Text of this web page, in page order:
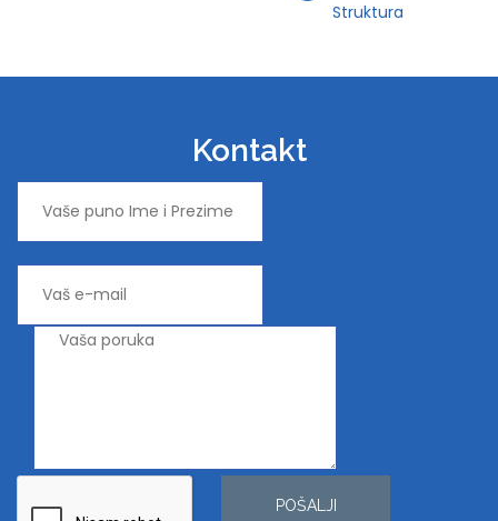
Struktura
Kontakt
POŠALJI